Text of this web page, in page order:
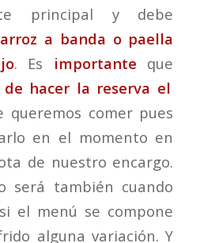
principal y debe
arroz a banda o paella
. Es importante que
de hacer la reserva el
queremos comer pues
en el momento en
de nuestro encargo.
será también cuando
el menú se compone
alguna variación. Y